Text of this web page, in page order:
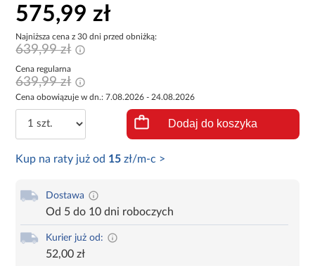
575,99 zł
Najniższa cena z 30 dni przed obniżką:
639,99 zł
Cena regularna
639,99 zł
Cena obowiązuje w dn.: 7.08.2026 - 24.08.2026
Dodaj do koszyka
Kup na raty już od 15 zł/m-c >
Dostawa
Od 5 do 10 dni roboczych
Kurier już od:
52,00 zł